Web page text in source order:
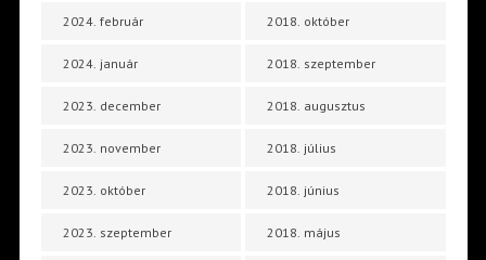
2024. február
2024. január
2023. december
2023. november
2023. október
2023. szeptember
2018. október
2018. szeptember
2018. augusztus
2018. július
2018. június
2018. május